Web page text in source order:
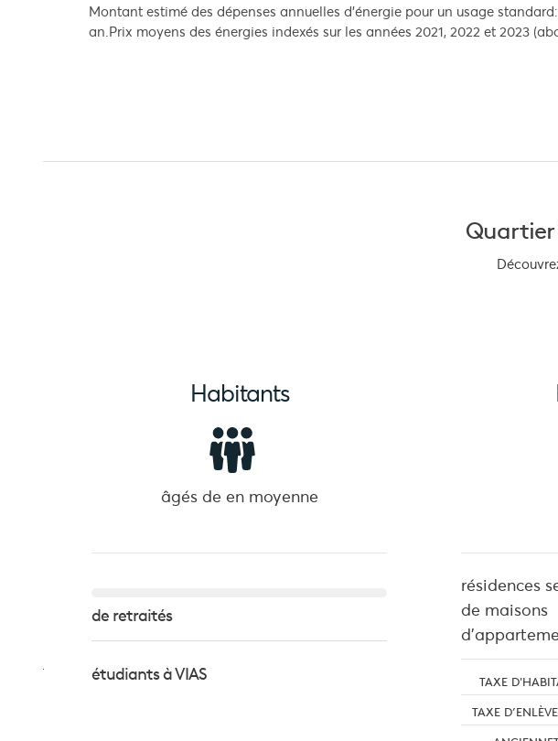
Montant estimé des dépenses annuelles d'énergie pour un usage
an.Prix moyens des énergies indexés sur les années 2021, 2022 et 2023
Quartier
Habitants
âgés de en moyenne
de retraités
étudiants à VIAS
résidences
de maisons
TAXE
TAXE